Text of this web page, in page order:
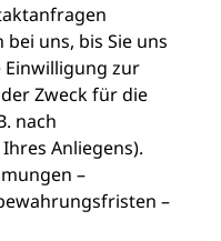
uns, bis Sie uns
zur
Zweck für die
nach
Anliegens).
–
–